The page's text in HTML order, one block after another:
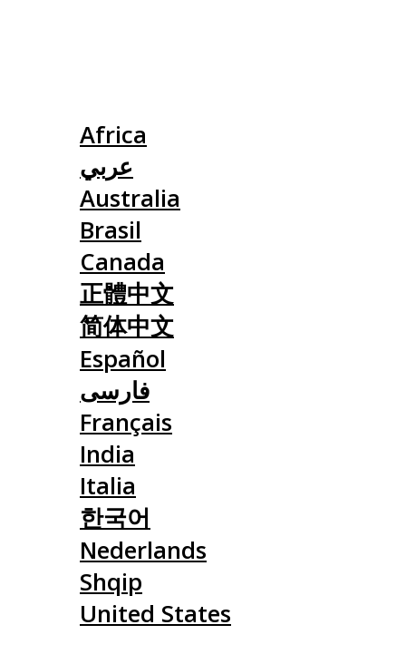
Africa
عربي
Australia
Brasil
Canada
正體中文
简体中文
Español
فارسی
Français
India
Italia
한국어
Nederlands
Shqip
United States